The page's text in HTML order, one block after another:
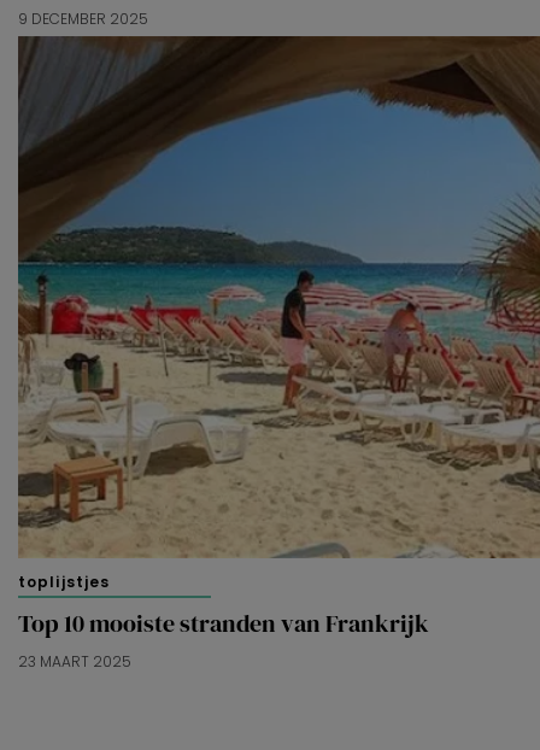
9 DECEMBER 2025
toplijstjes
Top 10 mooiste stranden van Frankrijk
23 MAART 2025